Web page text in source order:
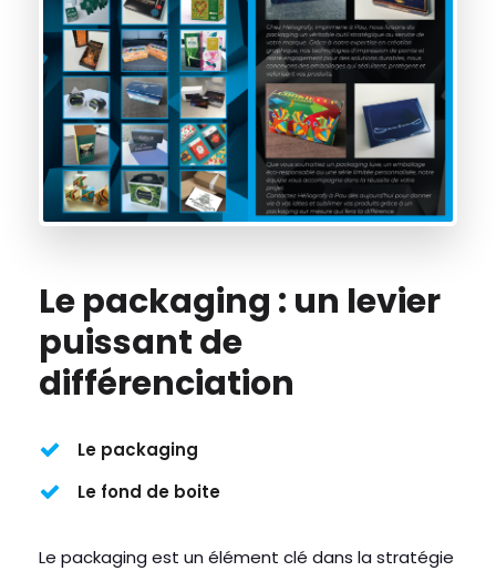
Le packaging : un levier
puissant de
différenciation
Le packaging
Le fond de boite
Le packaging est un élément clé dans la stratégie